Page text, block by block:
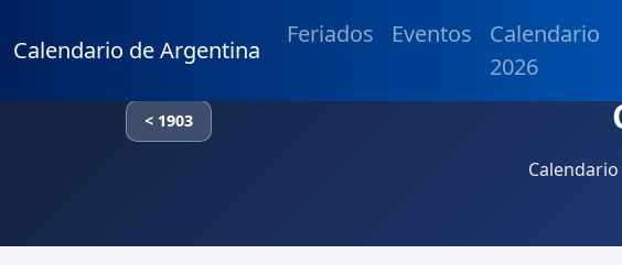
Calendario de Argentina
Feriados Eventos
Calendario
2026
< 1903